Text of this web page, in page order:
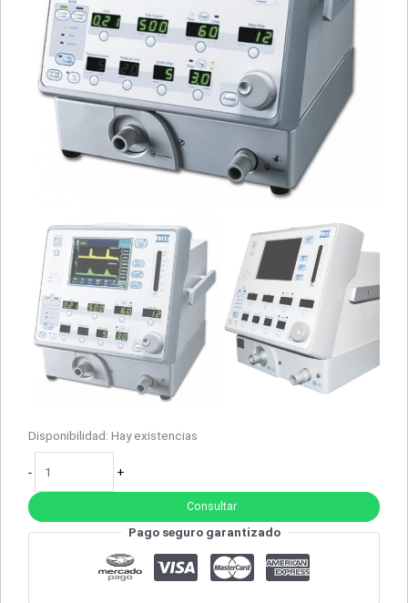
Disponibilidad: Hay existencias
- +
Consultar
Pago seguro garantizado